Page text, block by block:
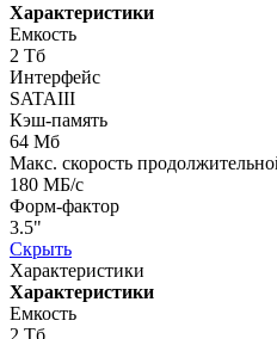
Характеристики
Емкость
2 Тб
Интерфейc
SATAIII
Кэш-память
64 Мб
Макс. скорость
180 МБ/c
Форм-фактор
3.5"
Скрыть
Характеристики
Характеристики
Емкость
2 Тб